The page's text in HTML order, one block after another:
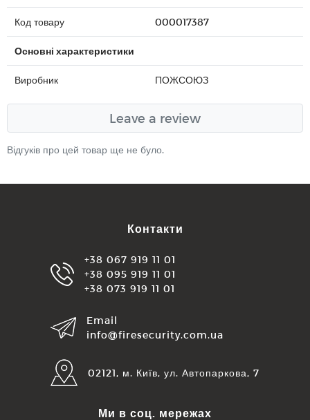
Код товару 000017387
Основні характеристики
Виробник ПОЖСОЮЗ
Leave a review
Відгуків про цей товар ще не було.
Контакти
+38 067 919 11 01
+38 095 919 11 01
+38 073 919 11 01
Email
info@firesecurity.com.ua
02121, м. Київ, ул. Автопаркова, 7
Ми в соц. мережах